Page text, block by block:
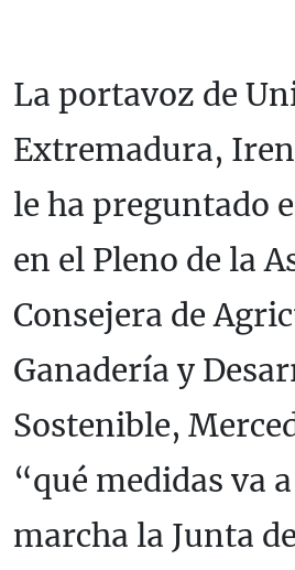
La portavoz de
Extremadura,
le ha preguntado
en el Pleno de la
Consejera de
Ganadería y
Sostenible,
“qué medidas va
marcha la Junta de